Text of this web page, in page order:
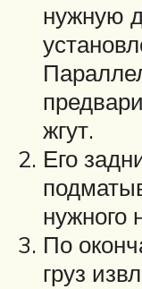
нужную
жгут.
Его
нужного
По
груз